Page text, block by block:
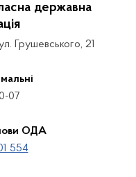
державна
Грушевського, 21
07
ОДА
554